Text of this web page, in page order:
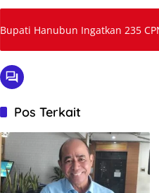
Bupati Hanubun Ingatkan 235
Pos Terkait